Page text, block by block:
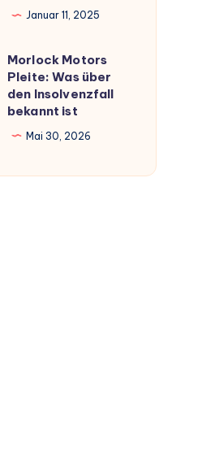
Januar 11, 2025
Morlock Motors
Pleite: Was über
den Insolvenzfall
bekannt ist
Mai 30, 2026